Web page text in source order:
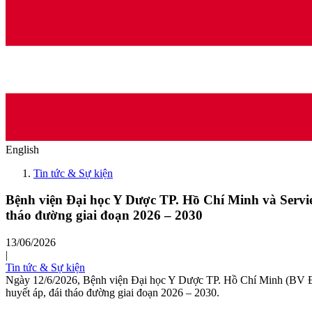
English
Tin tức & Sự kiện
Bệnh viện Đại học Y Dược TP. Hồ Chí Minh và
tháo đường giai đoạn 2026 – 2030
13/06/2026
|
Tin tức & Sự kiện
Ngày 12/6/2026, Bệnh viện Đại học Y Dược TP. Hồ Chí Minh (BV
huyết áp, đái tháo đường giai đoạn 2026 – 2030.